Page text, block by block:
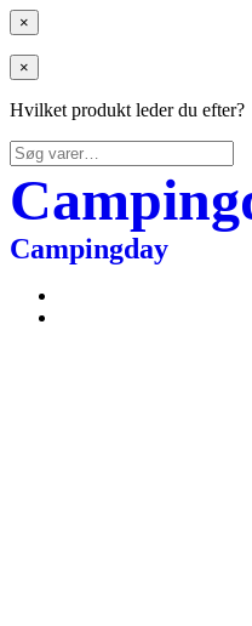
×
×
Hvilket produkt leder du efter?
Søg
efter:
Campingday